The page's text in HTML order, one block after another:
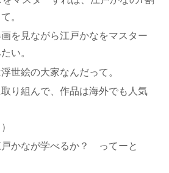
。
を見ながら江戸かなをマスター
い。
世絵の大家なんだって。
り組んで、作品は海外でも人気
戸かなが学べるか？ ってーと